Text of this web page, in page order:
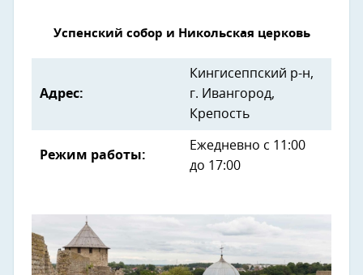
Успенский собор и Никольская церковь
Адрес:
Кингисеппский р-н,
г. Ивангород,
Крепость
Режим работы:
Ежедневно с 11:00
до 17:00